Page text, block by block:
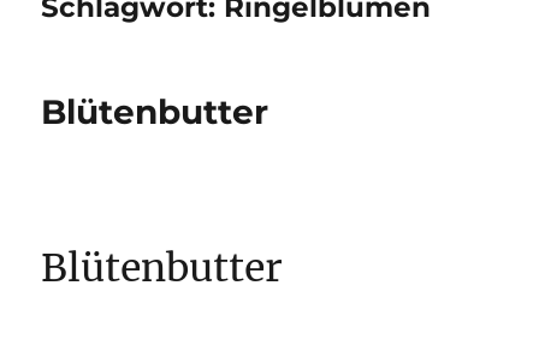
Schlagwort: Ringelblumen
Blütenbutter
Blütenbutter